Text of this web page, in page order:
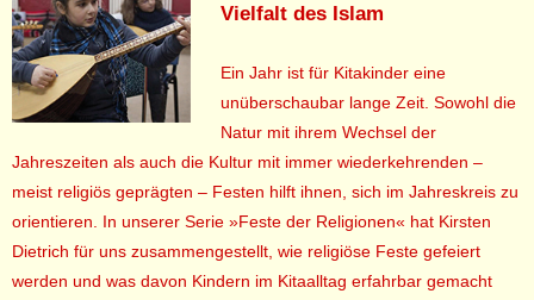
Vielfalt des Islam
Ein Jahr ist für Kitakinder eine
unüberschaubar lange Zeit. Sowohl die
Natur mit ihrem Wechsel der
Jahreszeiten als auch die Kultur mit immer wiederkehrenden –
meist religiös geprägten – Festen hilft ihnen, sich im Jahreskreis zu
orientieren. In unserer Serie »Feste der Religionen« hat Kirsten
Dietrich für uns zusammengestellt, wie religiöse Feste gefeiert
werden und was davon Kindern im Kitaalltag erfahrbar gemacht